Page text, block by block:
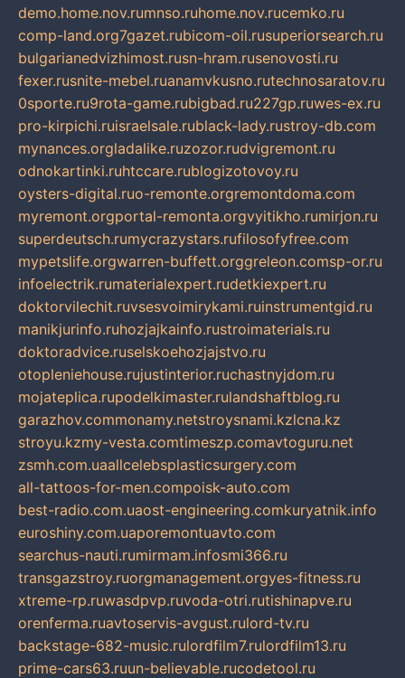
demo.home.nov.rumnso.ruhome.nov.rucemko.ru
comp-land.org7gazet.rubicom-oil.rusuperiorsearch.ru
bulgarianedvizhimost.rusn-hram.rusenovosti.ru
fexer.rusnite-mebel.ruanamvkusno.rutechnosaratov.ru
0sporte.ru9rota-game.rubigbad.ru227gp.ruwes-ex.ru
pro-kirpichi.ruisraelsale.rublack-lady.rustroy-db.com
mynances.orgladalike.ruzozor.rudvigremont.ru
odnokartinki.ruhtccare.rublogizotovoy.ru
oysters-digital.ruo-remonte.orgremontdoma.com
myremont.orgportal-remonta.orgvyitikho.rumirjon.ru
superdeutsch.rumycrazystars.rufilosofyfree.com
mypetslife.orgwarren-buffett.orggreleon.comsp-or.ru
infoelectrik.rumaterialexpert.rudetkiexpert.ru
doktorvilechit.ruvsesvoimirykami.ruinstrumentgid.ru
manikjurinfo.ruhozjajkainfo.rustroimaterials.ru
doktoradvice.ruselskoehozjajstvo.ru
otopleniehouse.rujustinterior.ruchastnyjdom.ru
mojateplica.rupodelkimaster.rulandshaftblog.ru
garazhov.commonamy.netstroysnami.kzlcna.kz
stroyu.kzmy-vesta.comtimeszp.comavtoguru.net
zsmh.com.uaallcelebsplasticsurgery.com
all-tattoos-for-men.compoisk-auto.com
best-radio.com.uaost-engineering.comkuryatnik.info
euroshiny.com.uaporemontuavto.com
searchus-nauti.rumirmam.infosmi366.ru
transgazstroy.ruorgmanagement.orgyes-fitness.ru
xtreme-rp.ruwasdpvp.ruvoda-otri.rutishinapve.ru
orenferma.ruavtoservis-avgust.rulord-tv.ru
backstage-682-music.rulordfilm7.rulordfilm13.ru
prime-cars63.ruun-believable.rucodetool.ru